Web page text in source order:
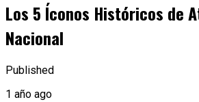
Los 5 Íconos Históricos de
Nacional
Published
1 año ago